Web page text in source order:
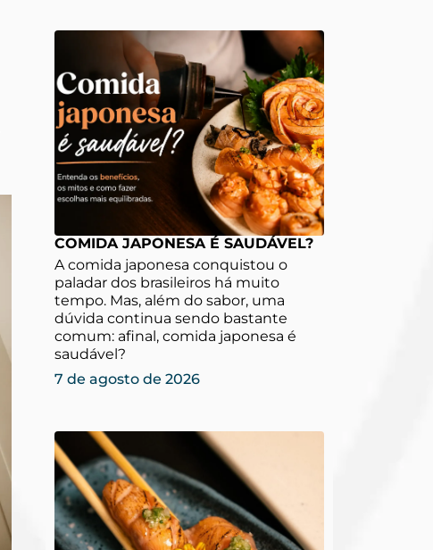
COMIDA JAPONESA É SAUDÁVEL?
A comida japonesa conquistou o
paladar dos brasileiros há muito
tempo. Mas, além do sabor, uma
dúvida continua sendo bastante
comum: afinal, comida japonesa é
saudável?
7 de agosto de 2026